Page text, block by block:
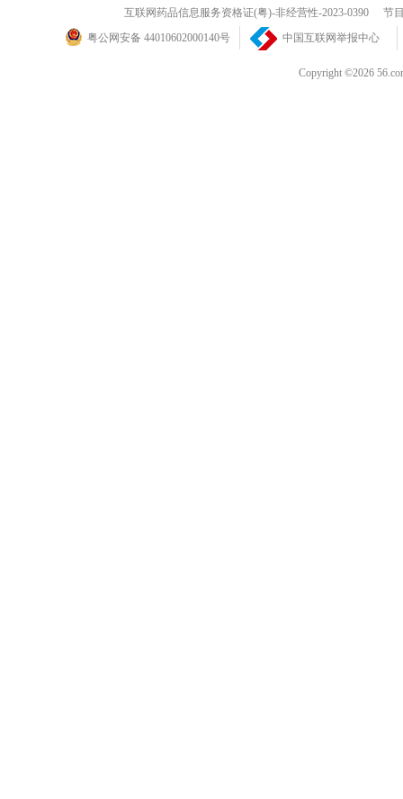
互联网药品信息服务资格证(粤)-非经营性-2023-0390
节
粤公网安备 44010602000140号
中国互联网举报中心
Copyright ©2026